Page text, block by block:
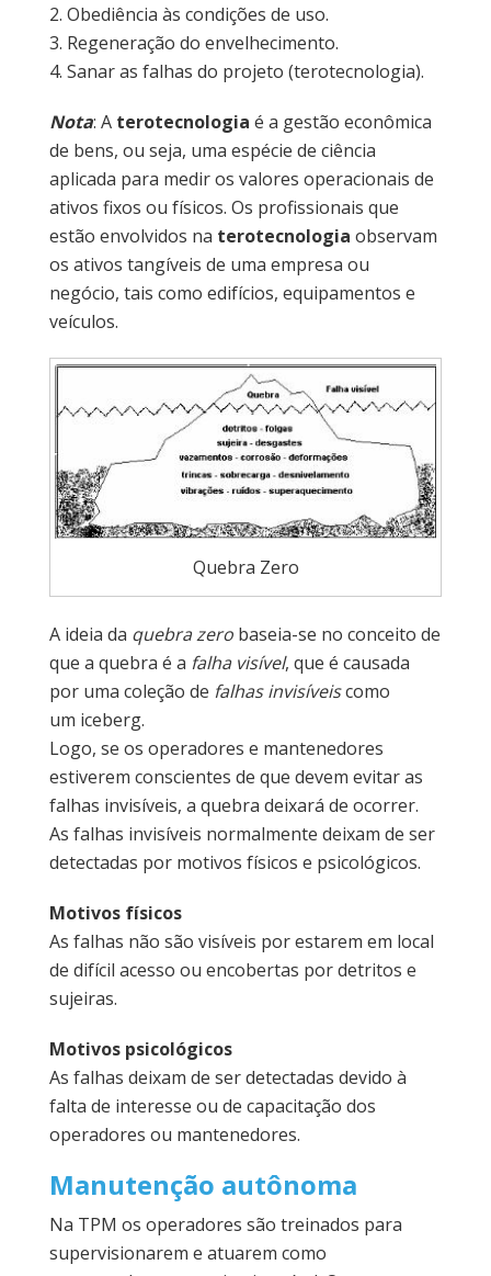
2. Obediência às condições de uso.
3. Regeneração do envelhecimento.
4. Sanar as falhas do projeto (terotecnologia).
Nota: A terotecnologia é a gestão econômica
de bens, ou seja, uma espécie de ciência
aplicada para medir os valores operacionais de
ativos fixos ou físicos. Os profissionais que
estão envolvidos na terotecnologia observam
os ativos tangíveis de uma empresa ou
negócio, tais como edifícios, equipamentos e
veículos.
Quebra Zero
A ideia da quebra zero baseia-se no conceito de
que a quebra é a falha visível, que é causada
por uma coleção de falhas invisíveiscomo
um iceberg.
Logo, se os operadores e mantenedores
estiverem conscientes de que devem evitar as
falhas invisíveis, a quebra deixará de ocorrer.
As falhas invisíveis normalmente deixam de ser
detectadas por motivos físicos e psicológicos.
Motivos físicos
As falhas não são visíveis por estarem em local
de difícil acesso ou encobertas por detritos e
sujeiras.
Motivos psicológicos
As falhas deixam de ser detectadas devido à
falta de interesse ou de capacitação dos
operadores ou mantenedores.
Manutenção autônoma
Na TPM os operadores são treinados para
supervisionarem e atuarem como